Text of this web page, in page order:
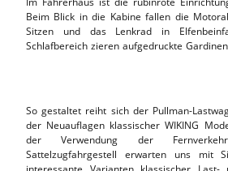
Beim Blick in die Kabine fallen die
Sitzen und das Lenkrad in
Schlafbereich zieren aufgedruckte
So gestaltet reiht sich der Pullman-
der Neuauflagen klassischer WIKING
der Verwendung der
Sattelzugfahrgestell erwarten uns mit